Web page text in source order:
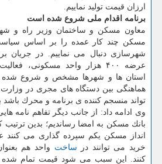
ارزان قیمت تولید نماییم.
برنامه اقدام ملی شروع شده است
معاون مسكن و ساختمان وزیر راه و
مسكن چند كار عمده را بر اساس
شهرسازی دنبال می نماییم. در جریان
عرضه ۴۰۰ هزار واحد مسكونی،
استان ها و شهرها مشخص و شروع
هماهنگی بین دستگاه های مجری در
تواند منسجم كننده ی برنامه و محرك باشد
وی ادامه داد: از جانب دیگر تفاهم نامه
بانك مسكن به امضا رساندیم؛ بدین
انداز مسكن یكم سپرده گذاری می كنند
خرید می توانند در ساخت واحد هم
كنند. این سبب می شود قیمت تمام